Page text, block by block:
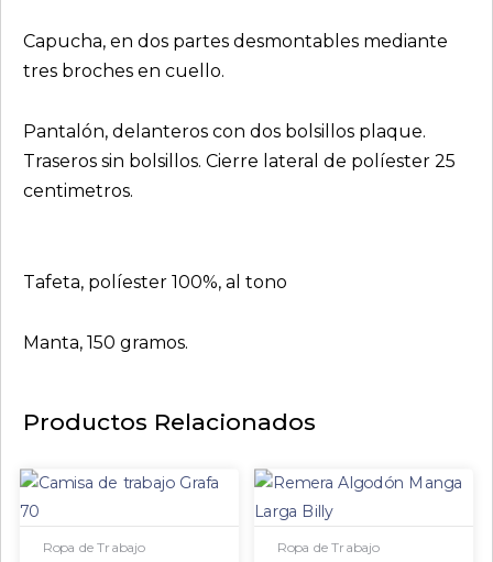
Capucha, en dos partes desmontables mediante
tres broches en cuello.
Pantalón, delanteros con dos bolsillos plaque.
Traseros sin bolsillos. Cierre lateral de políester 25
centimetros.
Tafeta, políester 100%, al tono
Manta, 150 gramos.
Productos Relacionados
Ropa de Trabajo Ropa de Trabajo